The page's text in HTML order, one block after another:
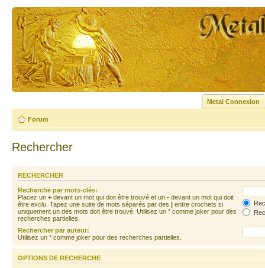
Metal Connexion
Forum
Rechercher
RECHERCHER
Recherche par mots-clés:
Placez un + devant un mot qui doit être trouvé et un - devant un mot qui doit
être exclu. Tapez une suite de mots séparés par des | entre crochets si
uniquement un des mots doit être trouvé. Utilisez un * comme joker pour des
recherches partielles.
Rechercher par auteur:
Utilisez un * comme joker pour des recherches partielles.
OPTIONS DE RECHERCHE